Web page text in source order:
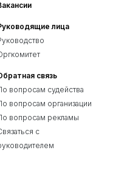
лица
связь
вопросам судейства
вопросам организации
вопросам рекламы
с